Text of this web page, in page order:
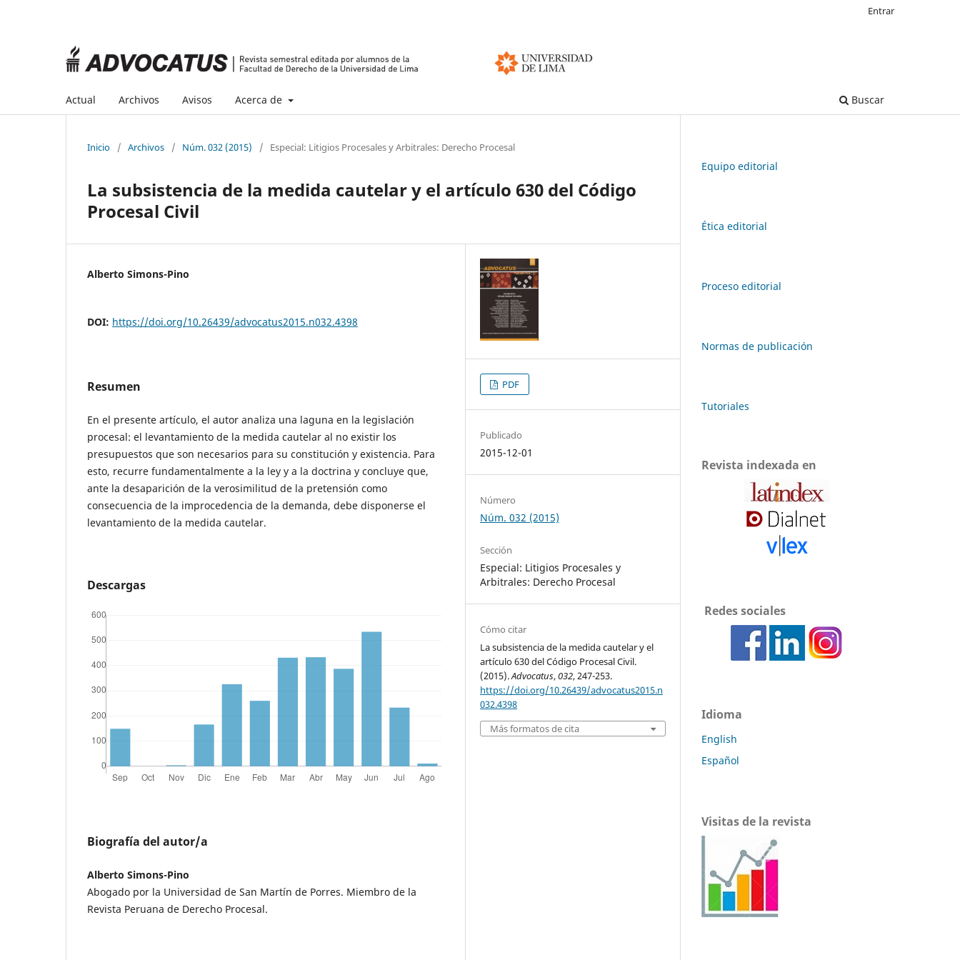
Actual Archivos Avisos Acerca de Buscar
Entrar
Inicio / Archivos / Núm. 032 (2015) / Especial: Litigios Procesales y Arbitrales: Derecho Procesal
La subsistencia de la medida cautelar y el artículo 630 del Código
Procesal Civil
Alberto Simons-Pino
DOI: https://doi.org/10.26439/advocatus2015.n032.4398
Resumen
En el presente artículo, el autor analiza una laguna en la legislación
procesal: el levantamiento de la medida cautelar al no existir los
presupuestos que son necesarios para su constitución y existencia. Para
esto, recurre fundamentalmente a la ley y a la doctrina y concluye que,
ante la desaparición de la verosimilitud de la pretensión como
consecuencia de la improcedencia de la demanda, debe disponerse el
levantamiento de la medida cautelar.
Descargas
Biografía del autor/a
Alberto Simons-Pino
Abogado por la Universidad de San Martín de Porres. Miembro de la
Revista Peruana de Derecho Procesal.
PDF
Publicado
2015-12-01
Número
Núm. 032 (2015)
Sección
Especial: Litigios Procesales y
Arbitrales: Derecho Procesal
Cómo citar
La subsistencia de la medida cautelar y el
artículo 630 del Código Procesal Civil.
(2015).Advocatus,032, 247-253.
https://doi.org/10.26439/advocatus2015.n
032.4398
Más formatos de cita
Equipo editorial
Ética editorial
Proceso editorial
Normas de publicación
Tutoriales
Revista indexada en
Redes sociales
Idioma
English
Español
Visitas de la revista